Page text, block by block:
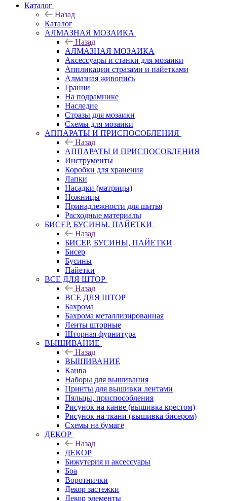
Каталог
Назад
Каталог
АЛМАЗНАЯ МОЗАИКА
Назад
АЛМАЗНАЯ МОЗАИКА
Аксессуары и станки для мозаики
Аппликации стразами и пайетками
Алмазная живопись
Гранни
На подрамнике
Наследие
Стразы для мозаики
Схемы для мозаики
АППАРАТЫ И ПРИСПОСОБЛЕНИЯ
Назад
АППАРАТЫ И ПРИСПОСОБЛЕНИЯ
Инструменты
Коробки для хранения
Лапки
Насадки (матрицы)
Ножницы
Принадлежности для шитья
Расходные материалы
БИСЕР, БУСИНЫ, ПАЙЕТКИ
Назад
БИСЕР, БУСИНЫ, ПАЙЕТКИ
Бисер
Бусины
Пайетки
ВСЕ ДЛЯ ШТОР
Назад
ВСЕ ДЛЯ ШТОР
Бахрома
Бахрома металлизированная
Ленты шторные
Шторная фурнитура
ВЫШИВАНИЕ
Назад
ВЫШИВАНИЕ
Канва
Наборы для вышивания
Принты для вышивки лентами
Пяльцы, приспособления
Рисунок на канве (вышивка крестом)
Рисунок на ткани (вышивка бисером)
Схемы на бумаге
ДЕКОР
Назад
ДЕКОР
Бижутерия и аксессуары
Боа
Воротнички
Декор застежки
Декор элементы